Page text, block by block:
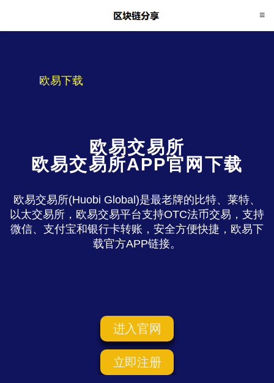
欧易下载
欧易交易所
欧易交易所APP官网下载
欧易交易所(Huobi Global)是最老牌的比特、莱特、
以太交易所，欧易交易平台支持OTC法币交易，支持
微信、支付宝和银行卡转账，安全方便快捷，欧易下
载官方APP链接。
进入官网
立即注册